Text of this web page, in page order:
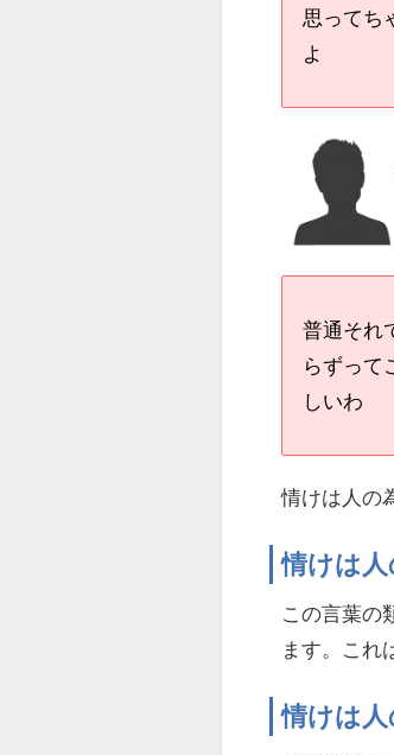
思ってち
よ
普通それ
らずって
しいわ
情けは人の
情けは
この言葉の
ます。これ
情けは